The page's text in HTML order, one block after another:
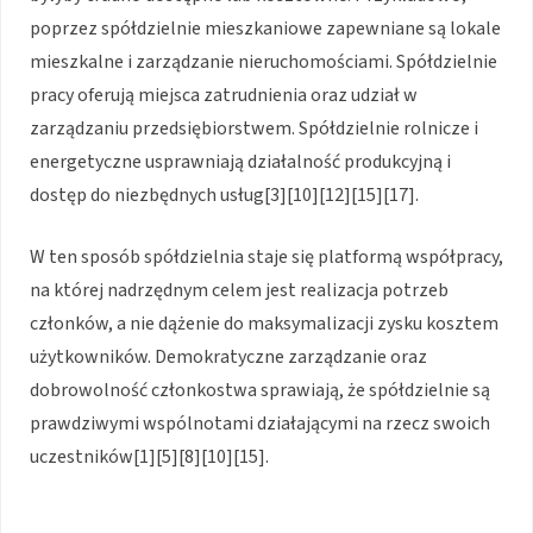
poprzez spółdzielnie mieszkaniowe zapewniane są lokale
mieszkalne i zarządzanie nieruchomościami. Spółdzielnie
pracy oferują miejsca zatrudnienia oraz udział w
zarządzaniu przedsiębiorstwem. Spółdzielnie rolnicze i
energetyczne usprawniają działalność produkcyjną i
dostęp do niezbędnych usług[3][10][12][15][17].
W ten sposób spółdzielnia staje się platformą współpracy,
na której nadrzędnym celem jest realizacja potrzeb
członków, a nie dążenie do maksymalizacji zysku kosztem
użytkowników. Demokratyczne zarządzanie oraz
dobrowolność członkostwa sprawiają, że spółdzielnie są
prawdziwymi wspólnotami działającymi na rzecz swoich
uczestników[1][5][8][10][15].